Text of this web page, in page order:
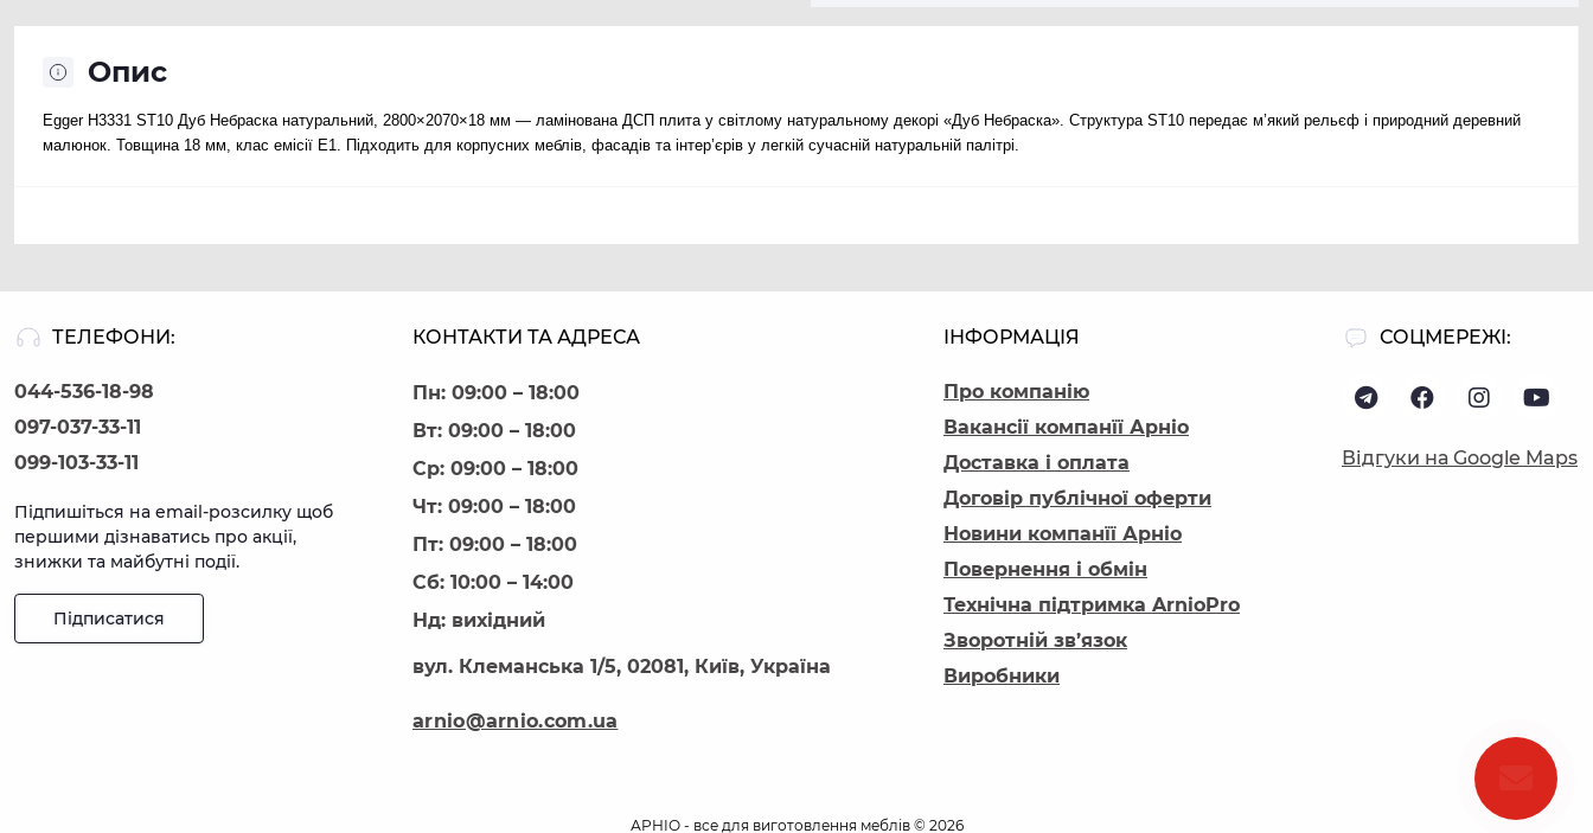
Опис
Egger H3331 ST10 Дуб Небраска натуральний, 2800×2070×18 мм — ламінована ДСП плита у світлому натуральному декорі «Дуб Небраска». Структура ST10 передає м’який рельєф і природний деревний
малюнок. Товщина 18 мм, клас емісії E1. Підходить для корпусних меблів, фасадів та інтер’єрів у легкій сучасній натуральній палітрі.
ТЕЛЕФОНИ:
044-536-18-98
097-037-33-11
099-103-33-11
Підпишіться на email-розсилку щоб
першими дізнаватись про акції,
знижки та майбутні події.
Підписатися
КОНТАКТИ ТА АДРЕСА
Пн: 09:00 – 18:00
Вт: 09:00 – 18:00
Ср: 09:00 – 18:00
Чт: 09:00 – 18:00
Пт: 09:00 – 18:00
Сб: 10:00 – 14:00
Нд: вихідний
вул. Клеманська 1/5, 02081, Київ, Україна
arnio@arnio.com.ua
ІНФОРМАЦІЯ
Про компанію
Вакансії компанїї Арніо
Доставка і оплата
Договір публічної оферти
Новини компанїї Арніо
Повернення і обмін
Технічна підтримка ArnioPro
Зворотній зв’язок
Виробники
СОЦМЕРЕЖІ:
Відгуки на Google Maps
АРНІО - все для виготовлення меблів © 2026